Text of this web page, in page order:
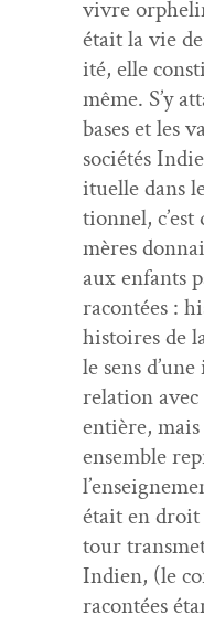
vivre
était la vie
ité, elle
même. S’y
bases et les
sociétés
ituelle dans
tion­nel,
mères
aux enfants
racon­tées :
his­toires de
le sens
rela­tion
entière, mais
ensem­ble
était en droit
tour
Indi­en, (le
racon­tées